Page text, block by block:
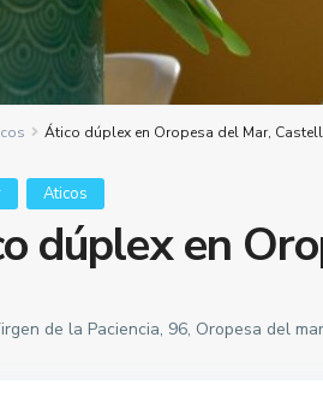
Ático dúplex en Oropesa del Mar,
Aticos
dúplex en
de la Paciencia, 96, Oropesa del